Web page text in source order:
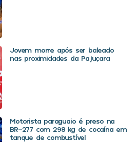
Jovem morre após ser baleado
nas proximidades da Pajuçara
Motorista paraguaio é preso na
BR-277 com 298 kg de cocaína em
tanque de combustível